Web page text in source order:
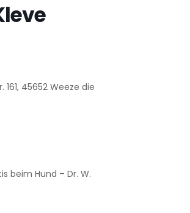
45652 Weeze die
beim Hund – Dr. W.